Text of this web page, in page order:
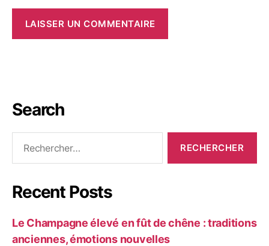
Search
Recent Posts
Le Champagne élevé en fût de chêne : traditions
anciennes, émotions nouvelles